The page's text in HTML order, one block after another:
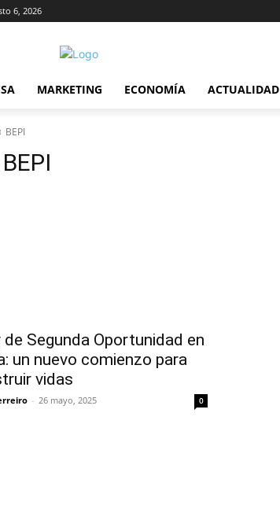
6, 2026
MARKETING ECONOMÍA ACTUALIDAD
BEPI
BEPI
de Segunda Oportunidad en
un nuevo comienzo para
vidas
- 26 mayo, 2025 0